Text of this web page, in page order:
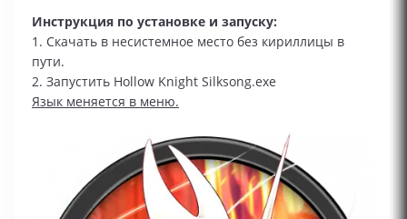
Инструкция по установке и запуску:
1. Скачать в несистемное место без кириллицы в
пути.
2. Запустить Hollow Knight Silksong.exe
Язык меняется в меню.